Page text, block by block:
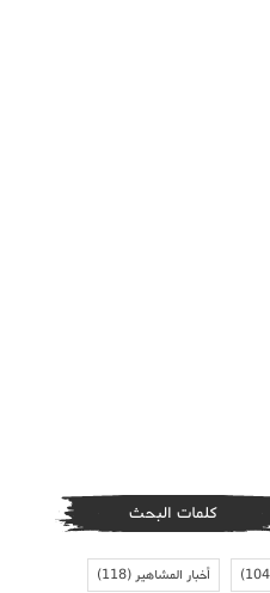
كلمات البحث
أخبار المشاهير(118)